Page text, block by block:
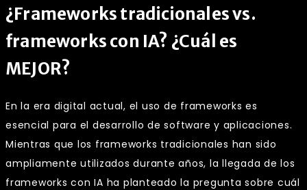
¿Frameworks tradicionales vs.
frameworks con IA? ¿Cuál es
MEJOR?
En la era digital actual, el uso de frameworks es
esencial para el desarrollo de software y aplicaciones.
Mientras que los frameworks tradicionales han sido
ampliamente utilizados durante años, la llegada de los
frameworks con IA ha planteado la pregunta sobre cuál